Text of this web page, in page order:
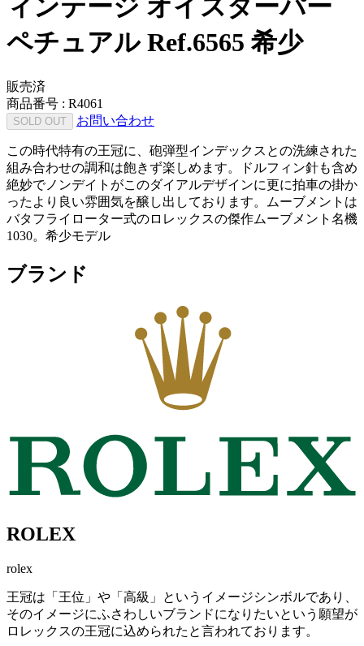
ィンテージ オイスターパー
ペチュアル Ref.6565 希少
販売済
商品番号 : R4061
SOLD OUT お問い合わせ
この時代特有の王冠に、砲弾型インデックスとの洗練された
組み合わせの調和は飽きず楽しめます。ドルフィン針も含め
絶妙でノンデイトがこのダイアルデザインに更に拍車の掛か
ったより良い雰囲気を醸し出しております。ムーブメントは
バタフライローター式のロレックスの傑作ムーブメント名機
1030。希少モデル
ブランド
ROLEX
rolex
王冠は「王位」や「高級」というイメージシンボルであり、
そのイメージにふさわしいブランドになりたいという願望が
ロレックスの王冠に込められたと言われております。